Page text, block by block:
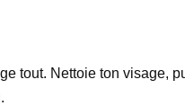
tout. Nettoie ton visage,